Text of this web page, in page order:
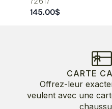
145.00$
CARTE
Offrez-leur
veulent avec une